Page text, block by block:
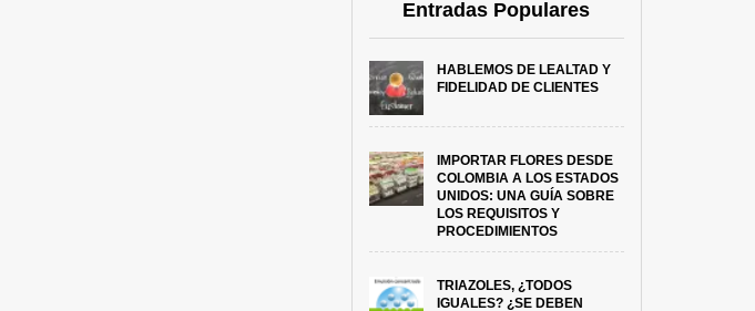
Entradas Populares
HABLEMOS DE LEALTAD Y
FIDELIDAD DE CLIENTES
IMPORTAR FLORES DESDE
COLOMBIA A LOS ESTADOS
UNIDOS: UNA GUÍA SOBRE
LOS REQUISITOS Y
PROCEDIMIENTOS
TRIAZOLES, ¿TODOS
IGUALES? ¿SE DEBEN